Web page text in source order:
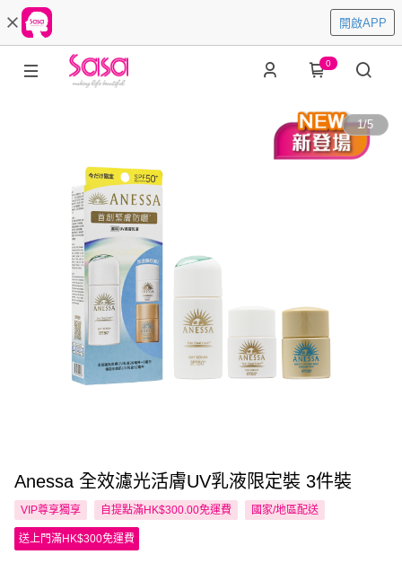
開啟APP
0
1/5
Anessa 全效濾光活膚UV乳液限定裝 3件裝
VIP尊享獨享 自提點滿HK$300.00免運費 國家/地區配送
送上門滿HK$300免運費